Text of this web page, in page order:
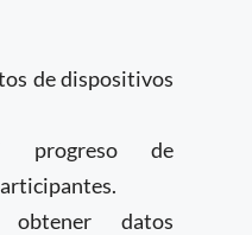
de dispositivos
progreso de
obtener datos